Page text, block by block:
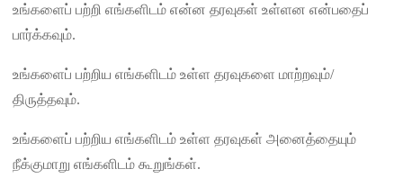
உங்களைப் பற்றி எங்களிடம் என்ன தரவுகள் உள்ளன என்பதைப்
பார்க்கவும்.
உங்களைப் பற்றிய எங்களிடம் உள்ள தரவுகளை மாற்றவும்/
திருத்தவும்.
உங்களைப் பற்றிய எங்களிடம் உள்ள தரவுகள் அனைத்தையும்
நீக்குமாறு எங்களிடம் கூறுங்கள்.